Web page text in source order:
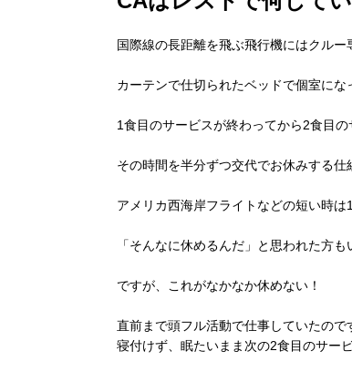
国際線の長距離を飛ぶ飛行機にはクル
カーテンで仕切られたベッドで個室にな
1食目のサービスが終わってから2食目
その時間を半分ずつ交代でお休みする仕
アメリカ西海岸フライトなどの短い時は
「そんなに休めるんだ」と思われた方も
ですが、これがなかなか休めない！
直前まで頭フル活動で仕事していたの
寝付けず、眠たいまま次の2食目のサー